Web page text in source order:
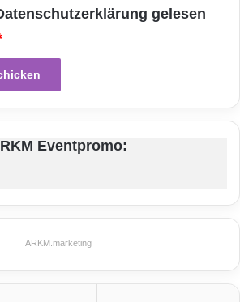
gelesen
Eventpromo:
ARKM.marketing